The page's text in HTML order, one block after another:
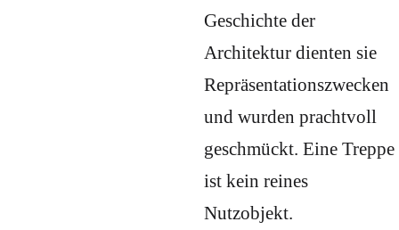
Geschichte der
Architektur dienten sie
Repräsentationszwecken
und wurden prachtvoll
geschmückt. Eine Treppe
ist kein reines
Nutzobjekt.